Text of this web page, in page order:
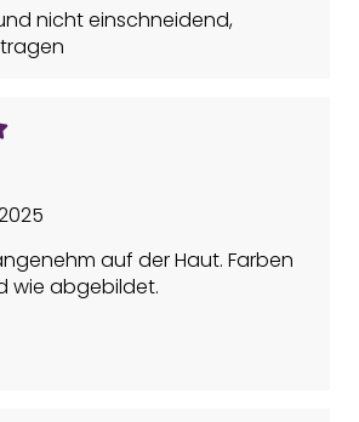
nicht einschneidend,
auf der Haut. Farben
wie abgebildet.